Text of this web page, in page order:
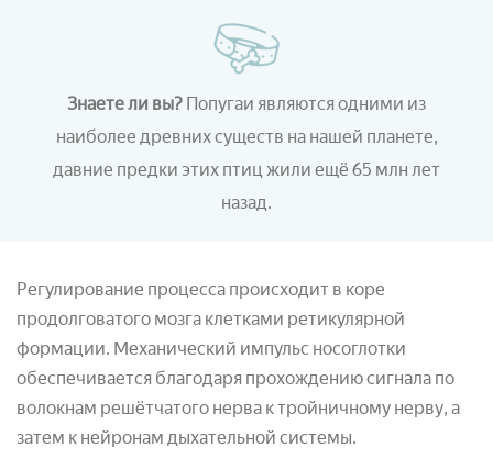
Знаете ли вы? Попугаи являются одними из
наиболее древних существ на нашей планете,
давние предки этих птиц жили ещё 65 млн лет
назад.
Регулирование процесса происходит в коре
продолговатого мозга клетками ретикулярной
формации. Механический импульс носоглотки
обеспечивается благодаря прохождению сигнала по
волокнам решётчатого нерва к тройничному нерву, а
затем к нейронам дыхательной системы.